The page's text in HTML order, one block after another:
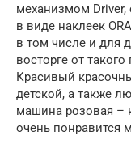
механизмом
в виде наклеек
в том числе и для
восторге от
Красивый
детской, а также
машина розовая –
очень понравится